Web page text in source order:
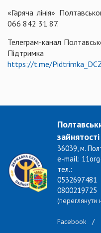
«Гаряча лінія»
066 842 31 87.
Телеграм-канал
Підтримка
https://t.me/
зайнятості
36039, м.
e-mail:
тел.:
0532697481
0800219725
(переглянути
Facebook /